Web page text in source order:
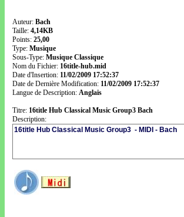
Auteur: Bach
Taille: 4,14KB
Points: 25,00
Type: Musique
Sous-Type: Musique Classique
Nom du Fichier: 16title-hub.mid
Date d'Insertion: 11/02/2009 17:52:37
Date de Dernière Modification: 11/02/2009 17:52:37
Langue de Description: Anglais
Titre: 16title Hub Classical Music Group3 Bach
Description: